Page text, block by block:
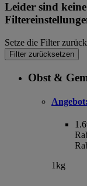
Leider sind
Setze die Filter
Filter zurücksetzen
Obst &
Angebot:
1kg